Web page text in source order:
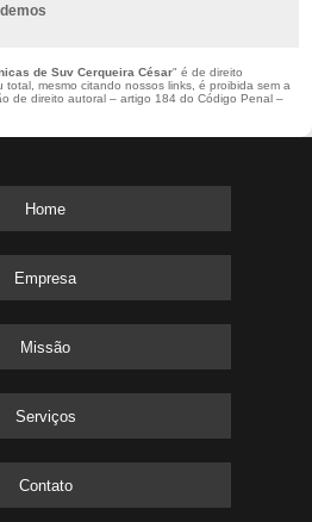
de Suv Cerqueira César" é de direito
mesmo citando nossos links, é proibida sem a
de direito autoral – artigo 184 do Código Penal –
Home
Empresa
Missão
Serviços
Contato